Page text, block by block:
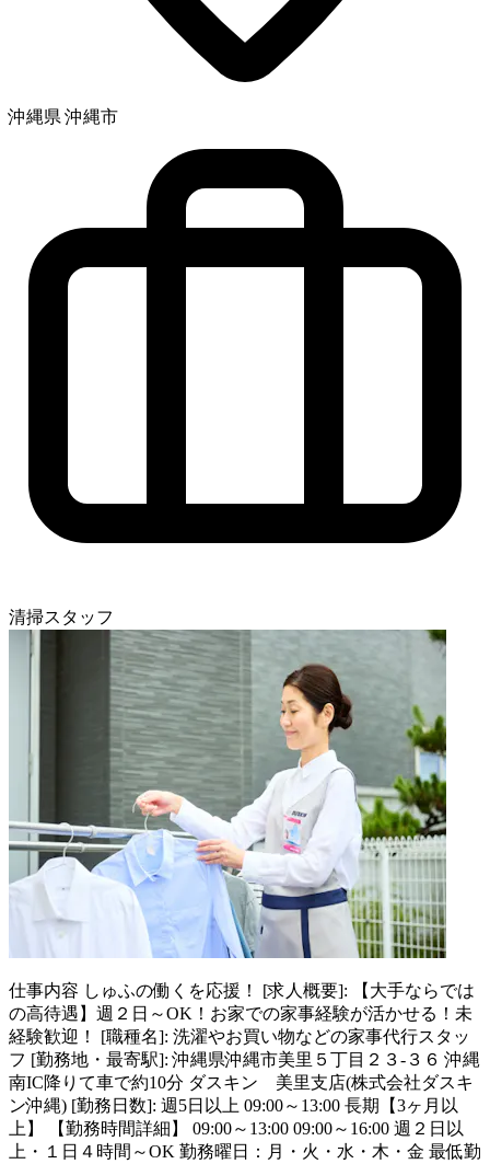
沖縄県 沖縄市
清掃スタッフ
仕事内容 しゅふの働くを応援！ [求人概要]: 【大手ならでは
の高待遇】週２日～OK！お家での家事経験が活かせる！未
経験歓迎！ [職種名]: 洗濯やお買い物などの家事代行スタッ
フ [勤務地・最寄駅]: 沖縄県沖縄市美里５丁目２３-３６ 沖縄
南IC降りて車で約10分 ダスキン 美里支店(株式会社ダスキ
ン沖縄) [勤務日数]: 週5日以上 09:00～13:00 長期【3ヶ月以
上】 【勤務時間詳細】 09:00～13:00 09:00～16:00 週２日以
上・１日４時間～OK 勤務曜日：月・火・水・木・金 最低勤